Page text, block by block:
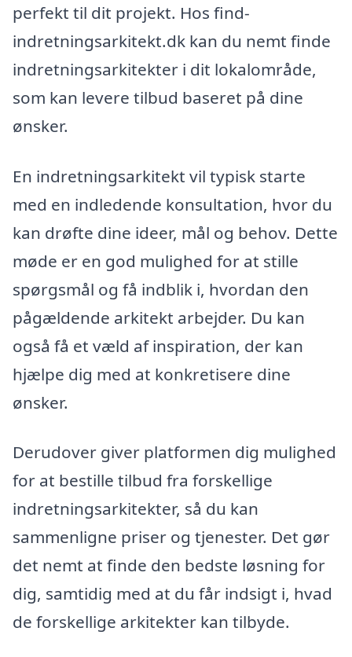
perfekt til dit projekt. Hos find-
indretningsarkitekt.dk kan du nemt finde
indretningsarkitekter i dit lokalområde,
som kan levere tilbud baseret på dine
ønsker.
En indretningsarkitekt vil typisk starte
med en indledende konsultation, hvor du
kan drøfte dine ideer, mål og behov. Dette
møde er en god mulighed for at stille
spørgsmål og få indblik i, hvordan den
pågældende arkitekt arbejder. Du kan
også få et væld af inspiration, der kan
hjælpe dig med at konkretisere dine
ønsker.
Derudover giver platformen dig mulighed
for at bestille tilbud fra forskellige
indretningsarkitekter, så du kan
sammenligne priser og tjenester. Det gør
det nemt at finde den bedste løsning for
dig, samtidig med at du får indsigt i, hvad
de forskellige arkitekter kan tilbyde.